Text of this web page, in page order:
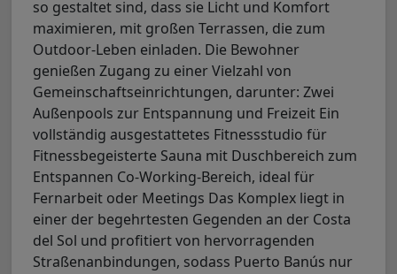
so gestaltet sind, dass sie Licht und Komfort
maximieren, mit großen Terrassen, die zum
Outdoor-Leben einladen. Die Bewohner
genießen Zugang zu einer Vielzahl von
Gemeinschaftseinrichtungen, darunter: Zwei
Außenpools zur Entspannung und Freizeit Ein
vollständig ausgestattetes Fitnessstudio für
Fitnessbegeisterte Sauna mit Duschbereich zum
Entspannen Co-Working-Bereich, ideal für
Fernarbeit oder Meetings Das Komplex liegt in
einer der begehrtesten Gegenden an der Costa
del Sol und profitiert von hervorragenden
Straßenanbindungen, sodass Puerto Banús nur